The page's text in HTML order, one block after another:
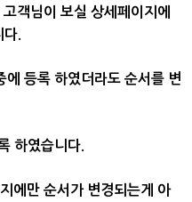
객님이 보실 상세페이지에
.
에 등록 하였더라도 순서를 변
하였습니다.
에만 순서가 변경되는게 아